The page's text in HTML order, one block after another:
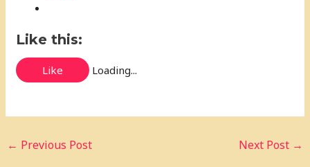
Like this:
Like Loading...
← Previous Post Next Post →